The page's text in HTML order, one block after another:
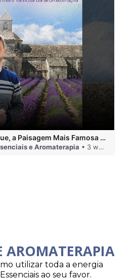
QUINARÍ - Sénanque, a Paisagem Mais Famosa da Aromaterapia
e Aromaterapia • 3 weeks ago
AROMATERAPIA
utilizar toda a energia
ao seu favor.